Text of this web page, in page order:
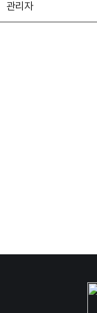
관리자